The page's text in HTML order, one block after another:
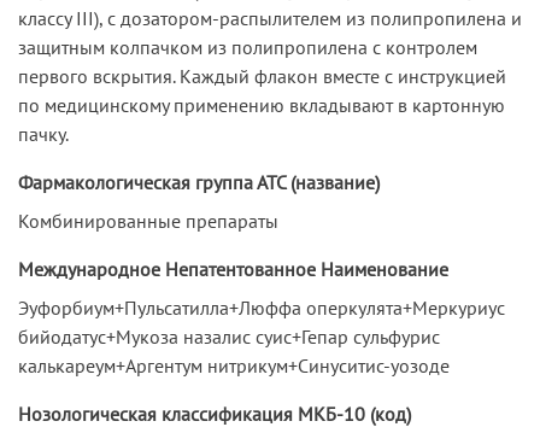
классу III), с дозатором-распылителем из полипропилена и
защитным колпачком из полипропилена с контролем
первого вскрытия. Каждый флакон вместе с инструкцией
по медицинскому применению вкладывают в картонную
пачку.
Фармакологическая группа АТС (название)
Комбинированные препараты
Международное Непатентованное Наименование
Эуфорбиум+Пульсатилла+Люффа оперкулята+Меркуриус
бийодатус+Мукоза назалис суис+Гепар сульфурис
калькареум+Аргентум нитрикум+Синуситис-yозоде
Нозологическая классификация МКБ-10 (код)